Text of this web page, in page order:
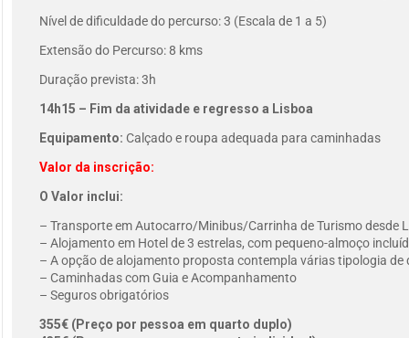
Nível de dificuldade do percurso: 3 (Escala de 1 a 5)
Extensão do Percurso: 8 kms
Duração prevista: 3h
14h15 – Fim da atividade e regresso a Lisboa
Equipamento: Calçado e roupa adequada para caminhadas
Valor da inscrição:
O Valor inclui:
– Transporte em Autocarro/Minibus/Carrinha de Turismo desde
– Alojamento em Hotel de 3 estrelas, com pequeno-almoço
– A opção de alojamento proposta contempla várias tipologia de
– Caminhadas com Guia e Acompanhamento
– Seguros obrigatórios
355€ (Preço por pessoa em quarto duplo)